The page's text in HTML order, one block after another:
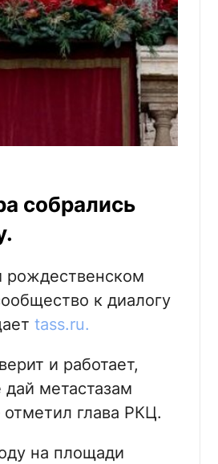
собрались
рождественском
к диалогу
tass.ru.
и работает,
метастазам
отметил глава РКЦ.
на площади